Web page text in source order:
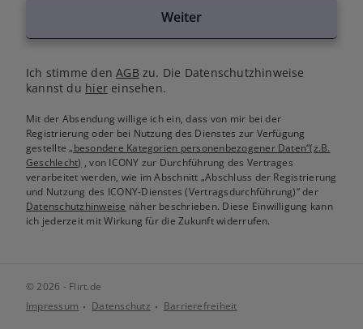
Weiter
Ich stimme denAGB zu. Die Datenschutzhinweise
kannst du hiereinsehen.
Mit der Absendung willige ich ein, dass von mir bei der
Registrierung oder bei Nutzung des Dienstes zur Verfügung
gestellte„besondere Kategorien personenbezogener Daten“(z.B.
Geschlecht) , von ICONY zur Durchführung des Vertrages
verarbeitet werden, wie im Abschnitt „Abschluss der Registrierung
und Nutzung des ICONY-Dienstes (Vertragsdurchführung)“ der
Datenschutzhinweise näher beschrieben. Diese Einwilligung kann
ich jederzeit mit Wirkung für die Zukunft widerrufen.
© 2026 - Flirt.de
Impressum
Datenschutz Barrierefreiheit